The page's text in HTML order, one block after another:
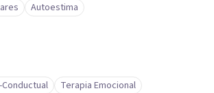
Autoestima
Terapia Emocional